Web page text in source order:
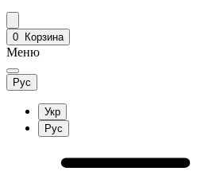
0 Корзина
Меню
Рус
Укр
Рус